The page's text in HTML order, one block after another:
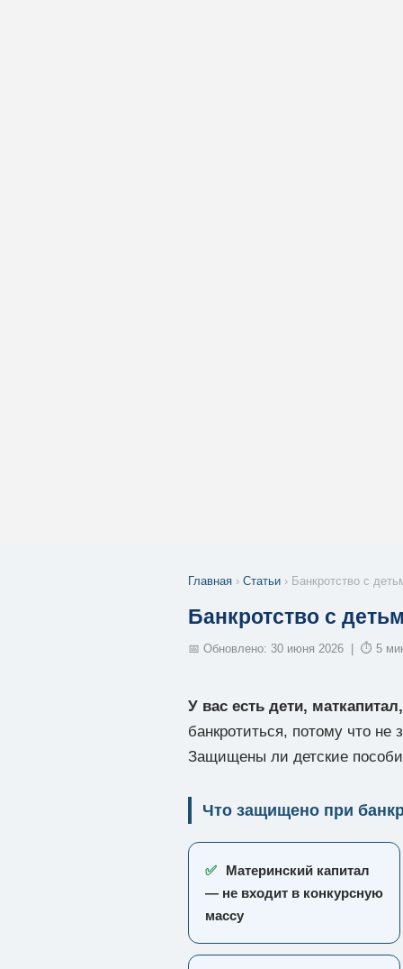
Главная › Статьи › Банкротство с
Банкротство с
📅 Обновлено: 30 июня 2026 | ⏱ 5
У вас есть дети,
банкротиться, потому что не
Защищены ли детские
Что защищено при
✅
Материнский капитал
— не входит в конкурсную
массу